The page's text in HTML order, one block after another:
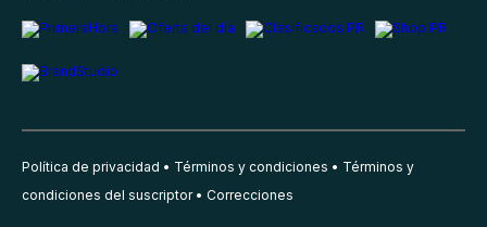
Política de privacidad Términos y condiciones
Términos y
condiciones del suscriptor
Correcciones